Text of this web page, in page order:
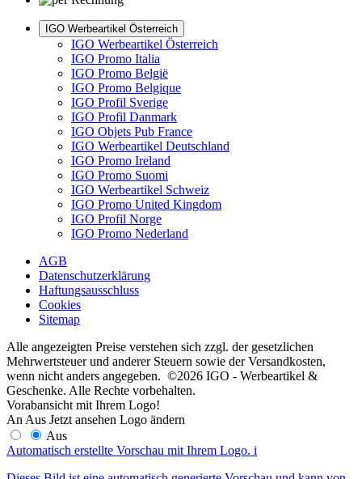
IGO Werbeartikel Österreich
IGO Werbeartikel Österreich
IGO Promo Italia
IGO Promo België
IGO Promo Belgique
IGO Profil Sverige
IGO Profil Danmark
IGO Objets Pub France
IGO Werbeartikel Deutschland
IGO Promo Ireland
IGO Promo Suomi
IGO Werbeartikel Schweiz
IGO Promo United Kingdom
IGO Profil Norge
IGO Promo Nederland
AGB
Datenschutzerklärung
Haftungsausschluss
Cookies
Sitemap
Alle angezeigten Preise verstehen sich zzgl. der gesetzlichen
Mehrwertsteuer und anderer Steuern sowie der Versandkosten,
wenn nicht anders angegeben. ©2026 IGO - Werbeartikel &
Geschenke. Alle Rechte vorbehalten.
Vorabansicht mit Ihrem Logo!
An Aus Jetzt ansehen Logo ändern
Aus
Automatisch erstellte Vorschau mit Ihrem Logo. i